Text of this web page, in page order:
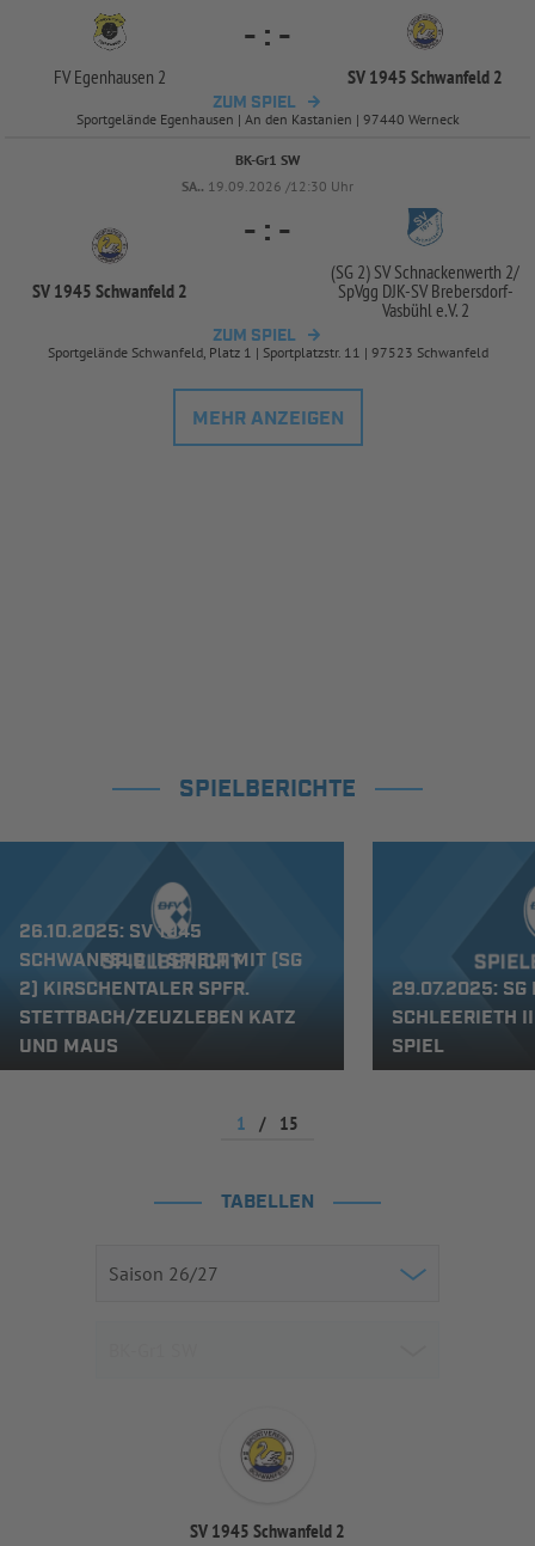
FV Egenhausen 2
- : -
SV 1945 Schwanfeld 2
ZUM SPIEL
Sportgelände Egenhausen | An den Kastanien | 97440 Werneck
BK-Gr1 SW
SA.. 19.09.2026 /12:30 Uhr
SV 1945 Schwanfeld 2
- : -
(SG 2) SV Schnackenwerth 2/
SpVgg DJK-SV Brebersdorf-
Vasbühl e.V. 2
ZUM SPIEL
Sportgelände Schwanfeld, Platz 1 | Sportplatzstr. 11 | 97523 Schwanfeld
MEHR ANZEIGEN
SPIELBERICHTE
26.10.2025: SV 1945
SCHWANFELD II SPIELT MIT (SG
2) KIRSCHENTALER SPFR.
STETTBACH/ZEUZLEBEN KATZ
UND MAUS
29.07.2025: SG
SCHLEERIETH
SPIEL
1 / 15
TABELLEN
SV 1945 Schwanfeld 2